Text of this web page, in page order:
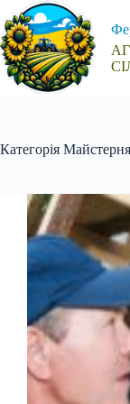
Перейти
до
вмісту
Категорія